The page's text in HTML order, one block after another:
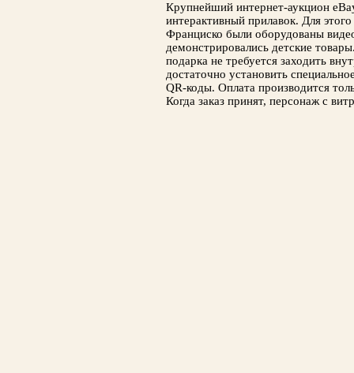
Крупнейший интернет-аукцион
интерактивный прилавок. Для
Франциско были оборудованы
демонстрировались детские
подарка не требуется заходить
достаточно установить
QR-коды. Оплата производится
Когда заказ принят, персонаж с